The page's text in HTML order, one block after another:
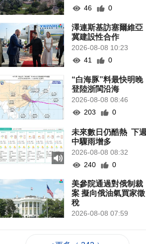
46
0
澤連斯基訪塞爾維亞
冀建設性合作
2026-08-08 10:23
41
0
“白海豚”料最快明晚
登陸浙閩沿海
2026-08-08 08:46
203
0
未來數日仍酷熱 下週
中驟雨增多
2026-08-08 08:32
240
0
美參院通過對俄制裁
案 擬向俄油氣買家徵
稅
2026-08-08 07:59